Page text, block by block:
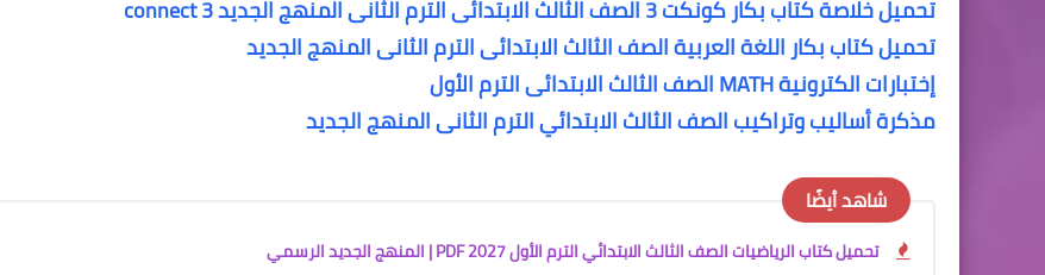
تحميل خلاصة كتاب بكار كونكت 3 الصف الثالث الابتدائى الترم الثانى المنهج الجديد connect 3
تحميل كتاب بكار اللغة العربية الصف الثالث الابتدائى الترم الثانى المنهج الجديد
إختبارات الكترونية MATH الصف الثالث الابتدائى الترم الأول
مذكرة أساليب وتراكيب الصف الثالث الابتدائي الترم الثانى المنهج الجديد
شاهد أيضًا
تحميل كتاب الرياضيات الصف الثالث الابتدائي الترم الأول 2027 PDF | المنهج الجديد الرسمي